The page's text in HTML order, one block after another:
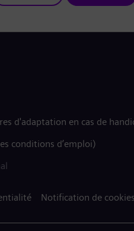
d'adaptation en cas de
conditions d’emploi)
Notification de cookies